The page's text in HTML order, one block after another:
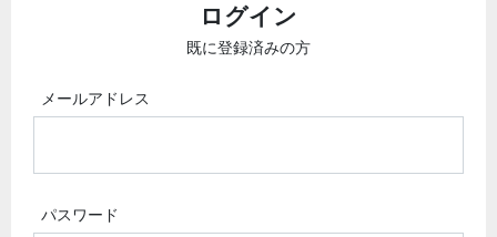
ログイン
既に登録済みの方
メールアドレス
パスワード